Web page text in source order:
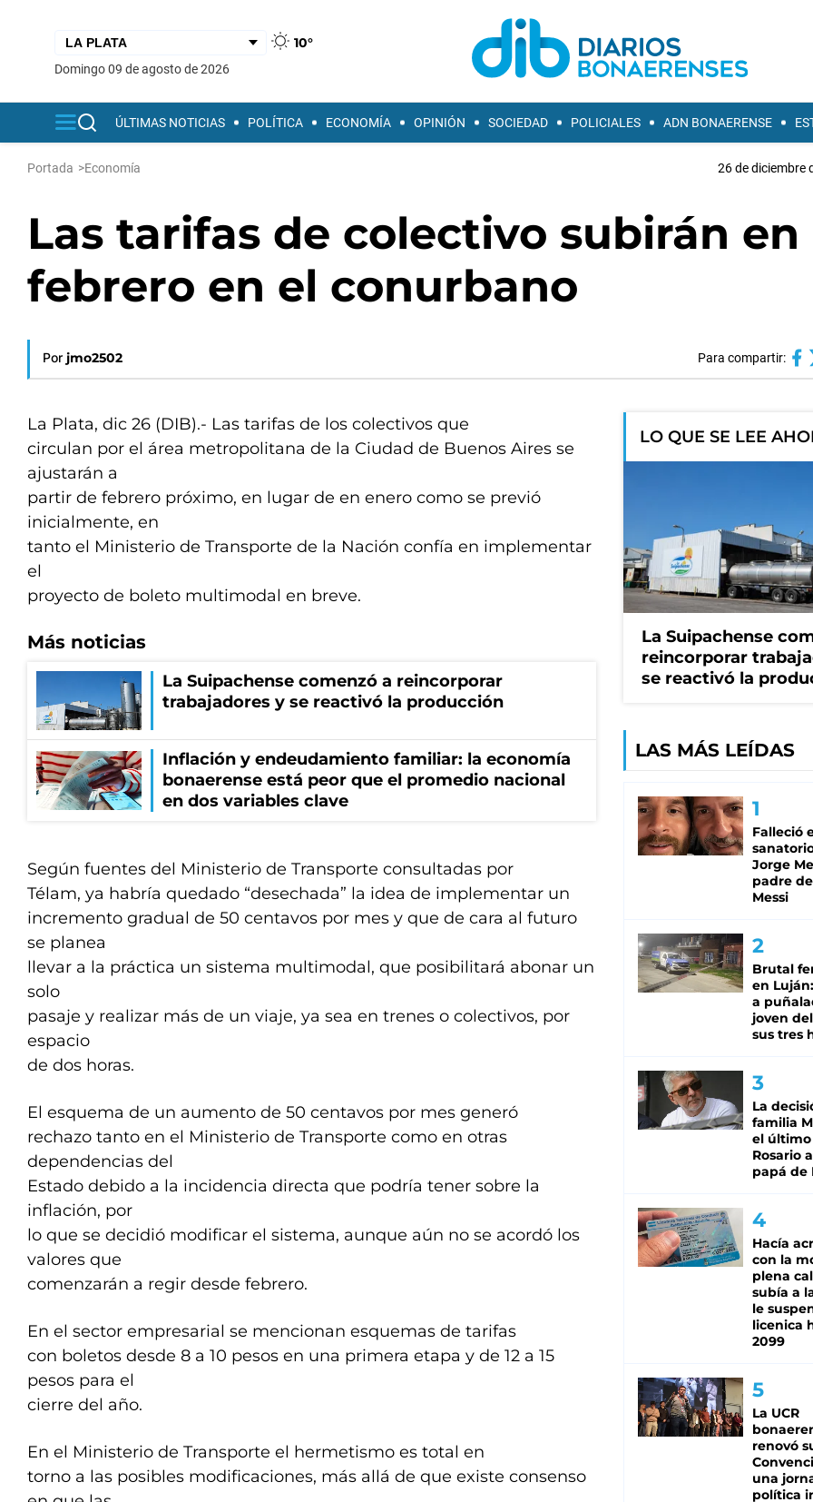
10°
domingo 09 de agosto de 2026
ÚLTIMAS NOTICIAS POLÍTICA ECONOMÍA OPINIÓN SOCIEDAD POLICIALES ADN BONAERENSE
Portada >Economía 26 de diciembre
Las tarifas de colectivo subirán en
febrero en el conurbano
Por jmo2502 Para compartir:
La Plata, dic 26 (DIB).- Las tarifas de los colectivos que
circulan por el área metropolitana de la Ciudad de Buenos Aires se
ajustarán a
partir de febrero próximo, en lugar de en enero como se previó
inicialmente, en
tanto el Ministerio de Transporte de la Nación confía en implementar
el
proyecto de boleto multimodal en breve.
Más noticias
La Suipachense comenzó a reincorporar
trabajadores y se reactivó la producción
Inflación y endeudamiento familiar: la economía
bonaerense está peor que el promedio nacional
en dos variables clave
Según fuentes del Ministerio de Transporte consultadas por
Télam, ya habría quedado “desechada” la idea de implementar un
incremento gradual de 50 centavos por mes y que de cara al futuro
se planea
llevar a la práctica un sistema multimodal, que posibilitará abonar un
solo
pasaje y realizar más de un viaje, ya sea en trenes o colectivos, por
espacio
de dos horas.
El esquema de un aumento de 50 centavos por mes generó
rechazo tanto en el Ministerio de Transporte como en otras
dependencias del
Estado debido a la incidencia directa que podría tener sobre la
inflación, por
lo que se decidió modificar el sistema, aunque aún no se acordó los
valores que
comenzarán a regir desde febrero.
En el sector empresarial se mencionan esquemas de tarifas
con boletos desde 8 a 10 pesos en una primera etapa y de 12 a 15
pesos para el
cierre del año.
En el Ministerio de Transporte el hermetismo es total en
torno a las posibles modificaciones, más allá de que existe consenso
LO QUE SE LEE
La Suipachense
reincorporar
se reactivó la
LAS MÁS LEÍDAS
Falleció
Jorge
padre
Messi
Brutal
en
a
joven
sus tres
La
familia
el último
Rosario
papá de
Hacía
con la
plena
subía a
le
licenica
2099
La UCR
renovó
una
política